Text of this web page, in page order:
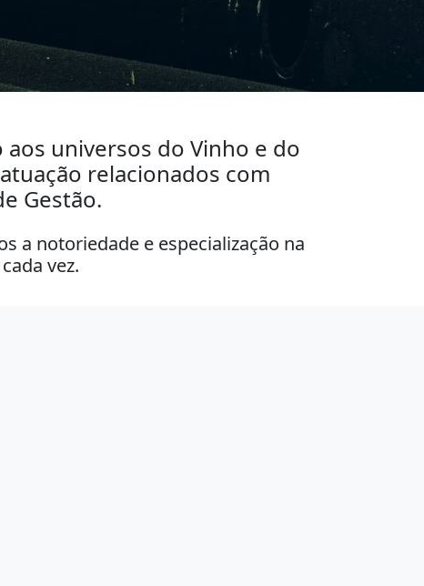
universos do Vinho e do
relacionados com
Gestão.
a notoriedade e especialização na
vez.